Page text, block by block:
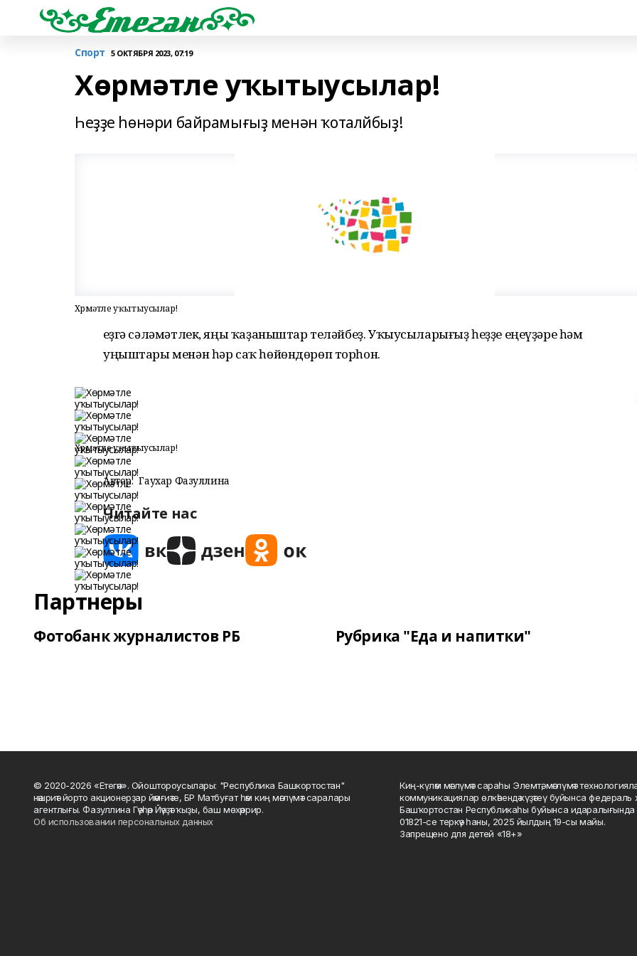
Спорт 5 ОКТЯБРЯ 2023, 07:19
Хөрмәтле уҡытыусылар!
Һеҙҙе һөнәри байрамығыҙ менән ҡоталйбыҙ!
Хөрмәтле уҡытыусылар!
Һеҙгә сәләмәтлек, яңы ҡаҙаныштар теләйбеҙ. Уҡыусыларығыҙ һеҙҙе еңеүҙәре һәм
уңыштары менән һәр саҡ һөйөндөрөп торһон.
Хөрмәтле уҡытыусылар!
Автор: Гаухар Фазуллина
Читайте нас
Партнеры
Фотобанк журналистов РБ Рубрика "Еда и напитки"
© 2020-2026 «Етегән». Ойоштороусылары: "Республика Башкортостан"
нәшриәт йорто акционерҙар йәмғиәте, БР Матбуғат һәм киң мәғлүмәт саралары
агентлығы. Фазуллина Гәүһәр Йәүҙәт ҡыҙы, баш мөхәррир.
Об использовании персональных данных
Киң-күләм мәғлүмәт сараһы Элемтә, мәғлүмәт
коммуникациялар өлкәһендә күҙәтеү буйынса федераль
Башҡортостан Республикаһы буйынса идаралығында
01821-се теркәү һаны, 2025 йылдың 19-сы майы.
Запрещено для детей «18+»